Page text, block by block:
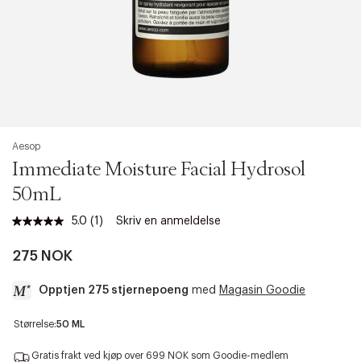
Aesop
Immediate Moisture Facial Hydrosol
50mL
5.0 Les
(1) Skriv en anmeldelse
275 NOK
Opptjen 275 stjernepoeng med Magasin Goodie
a
c
Størrelse:50 ML
Gratis frakt ved kjøp over 699 NOK som Goodie-medlem